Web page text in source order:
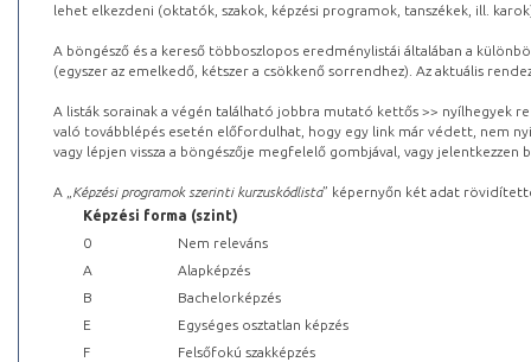
lehet elkezdeni (oktatók, szakok, képzési programok, tanszékek, ill.
A böngésző és a kereső többoszlopos eredménylistái általában a
(egyszer az emelkedő, kétszer a csökkenő sorrendhez). Az aktuális
A listák sorainak a végén található jobbra mutató kettős >> nyílhegyek
való továbblépés esetén előfordulhat, hogy egy link már védett, nem
vagy lépjen vissza a böngészője megfelelő gombjával, vagy
A „ Képzési programok szerinti kurzuskódlista” képernyőn két adat
Képzési forma (szint)
0
Nem releváns
A
Alapképzés
B
Bachelorképzés
E
Egységes osztatlan képzés
F
Felsőfokú szakképzés